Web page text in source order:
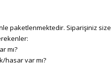
paketlenmektedir. Siparişiniz
mı?
hasar var mı?